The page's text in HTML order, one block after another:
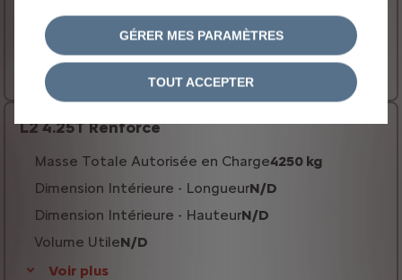
Volume Utile
N/D
Voir plus
Prix catalogue à partir de 42 800 € HT
L2 4.25T Renforcé
Masse Totale Autorisée en Charge4250 kg
Dimension Intérieure - LongueurN/D
Dimension Intérieure - HauteurN/D
Volume UtileN/D
Voir plus
GÉRER MES PARAMÈTRES
TOUT ACCEPTER